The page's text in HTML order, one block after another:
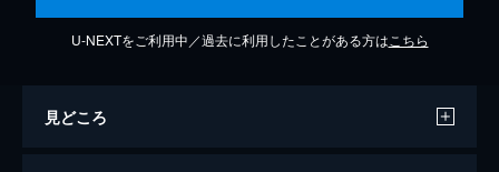
U-NEXTをご利用中／過去に利用したことがある方は こちら
見どころ